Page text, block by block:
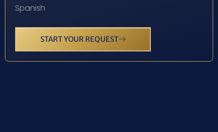
Spanish
START YOUR REQUEST